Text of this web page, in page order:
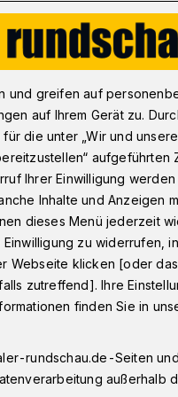
Ebert-Straße in
Friedrich-Ebert-
soll in
und
im
und greifen auf
auf Ihrem Gerät zu.
die unter „Wir und
aufgeführten
Ihrer Einwilligung
Inhalte und Anzeigen
dieses Menü jederzeit
zu widerrufen,
Webseite klicken [oder
zutreffend]. Ihre
finden Sie in
rundschau.de-Seiten
außerhalb